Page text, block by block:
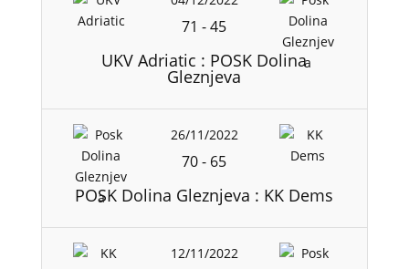
71 -45
UKV Adriatic : POSK Dolina
Gleznjeva
26/11/2022
70- 65
POSK Dolina Gleznjeva : KK Dems
12/11/2022